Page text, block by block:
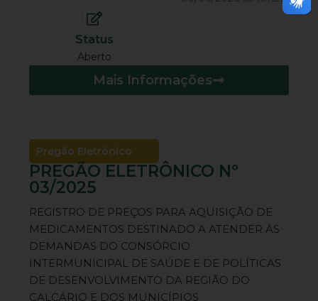
Status
Aberto
Mais Informações
Pregão Eletrônico
PREGÃO ELETRÔNICO Nº
03/2025
REGISTRO DE PREÇOS PARA AQUISIÇÃO DE
MEDICAMENTOS DESTINADO A ATENDER ÀS
DEMANDAS DO CONSÓRCIO
INTERMUNICIPAL DE SAÚDE E DE POLÍTICAS
DE DESENVOLVIMENTO DA REGIÃO DO
CALCÁRIO E DOS MUNICÍPIOS